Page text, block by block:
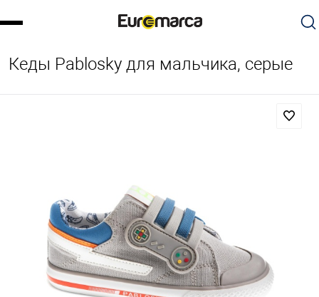
Кеды Pablosky для мальчика, серые